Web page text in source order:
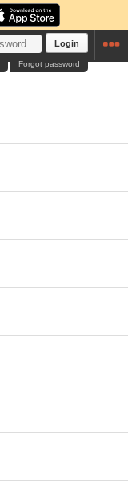
Login
Forgot password